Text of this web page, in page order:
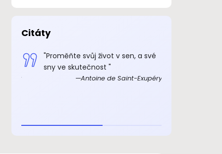
Citáty
"Proměňte svůj život v sen, a své
sny ve skutečnost "
Antoine de Saint-Exupéry